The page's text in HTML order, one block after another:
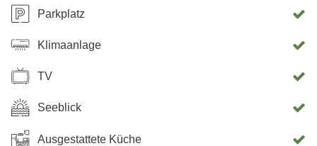
Parkplatz
Klimaanlage
TV
Seeblick
Ausgestattete Küche